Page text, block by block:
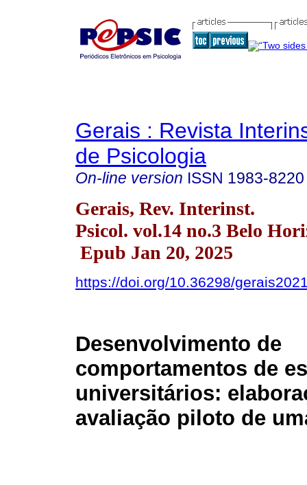
Gerais : Revista
de Psicologia
On-line version ISSN 1983-8220
Gerais, Rev. Interinst.
Psicol. vol.14 no.3 Belo
Epub Jan 20, 2025
https://doi.org/10.36298/
Desenvolvimento de
comportamentos de
universitários:
avaliação piloto de